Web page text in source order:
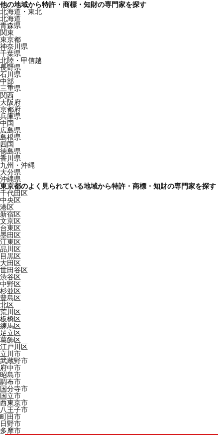
他の地域から特許・商標・知財の専門家を探す
北海道・東北
北海道
青森県
関東
東京都
神奈川県
千葉県
北陸・甲信越
長野県
石川県
中部
三重県
関西
大阪府
京都府
兵庫県
中国
広島県
島根県
四国
徳島県
香川県
九州・沖縄
大分県
沖縄県
東京都のよく見られている地域から特許・商標・知財の専門家を探す
千代田区
中央区
港区
新宿区
文京区
台東区
墨田区
江東区
品川区
目黒区
大田区
世田谷区
渋谷区
中野区
杉並区
豊島区
北区
荒川区
板橋区
練馬区
足立区
葛飾区
江戸川区
立川市
武蔵野市
府中市
昭島市
調布市
国分寺市
国立市
西東京市
八王子市
町田市
日野市
多摩市